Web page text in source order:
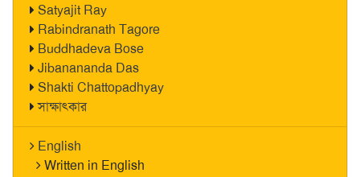
Satyajit Ray
Rabindranath Tagore
Buddhadeva Bose
Jibanananda Das
Shakti Chattopadhyay
সাক্ষাৎকার
English
Written in English